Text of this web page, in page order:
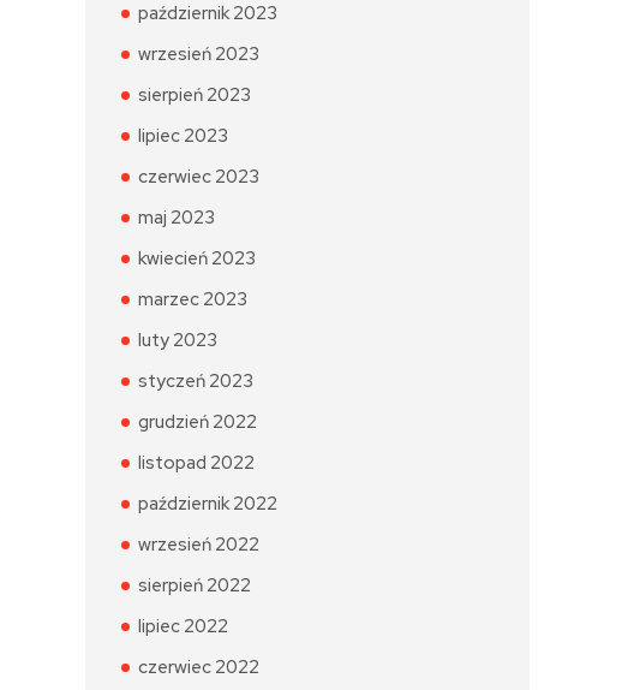
październik 2023
wrzesień 2023
sierpień 2023
lipiec 2023
czerwiec 2023
maj 2023
kwiecień 2023
marzec 2023
luty 2023
styczeń 2023
grudzień 2022
listopad 2022
październik 2022
wrzesień 2022
sierpień 2022
lipiec 2022
czerwiec 2022